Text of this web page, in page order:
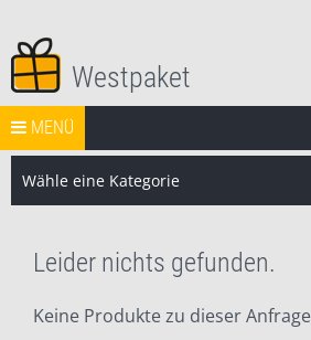
Deko, Geschenke und Konsorten.
Westpaket
Springe zum Inhalt
MENÜ
START
Search
Wähle eine Kategorie
Leider nichts gefunden.
Keine Produkte zu dieser